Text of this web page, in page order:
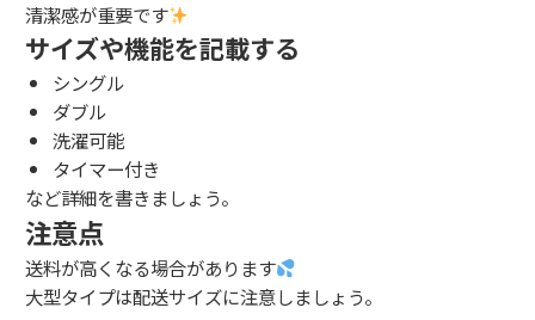
清潔感が重要です
サイズや機能を記載する
シングル
ダブル
洗濯可能
タイマー付き
など詳細を書きましょう。
注意点
送料が高くなる場合があります
大型タイプは配送サイズに注意しましょう。